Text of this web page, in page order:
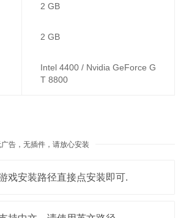
2 GB
2 GB
Intel 4400 / Nvidia GeForce G
T 8800
告，无插件，请放心安装
戏安装路径直接点安装即可.